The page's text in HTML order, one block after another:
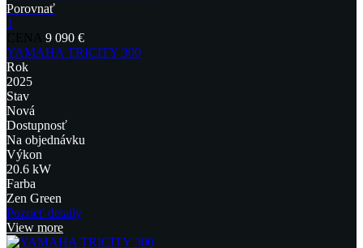
Porovnať
1
9 090 €
YAMAHA TRICITY 300
Rok
2025
Stav
Nová
Dostupnosť
Na objednávku
Výkon
20.6 kW
Farba
Zen Green
Pozrieť detaily
View more